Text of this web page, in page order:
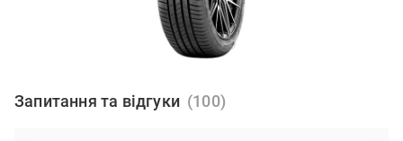
Запитання та відгуки